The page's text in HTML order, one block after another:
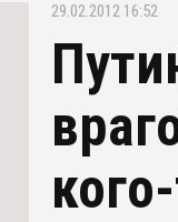
29.02.2012 16:52